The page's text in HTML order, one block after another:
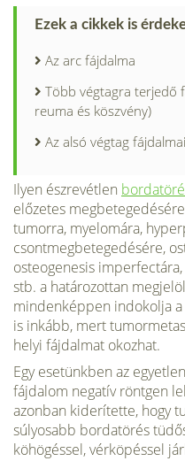
Ezek a cikkek is
Az arc fájdalma
Több végtagra terjedő
reuma és köszvény)
Az alsó végtag fájdalmai
Ilyen észrevétlen
előzetes
tumorra, myelomára,
csontmegbetegedésére,
osteogenesis
stb. a határozottan
mindenképpen indokolja a
is inkább, mert
helyi fájdalmat okozhat.
Egy esetünkben az
fájdalom negatív röntgen
azonban kiderítette, hogy
súlyosabb bordatörés
köhögéssel, vérköpéssel